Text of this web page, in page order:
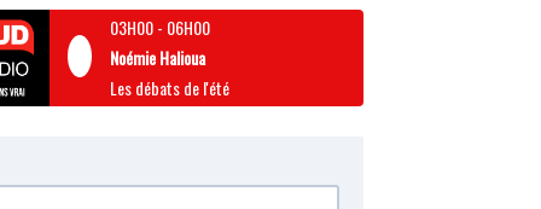
03H00- 06H00
Noémie Halioua
Les débats de l'été